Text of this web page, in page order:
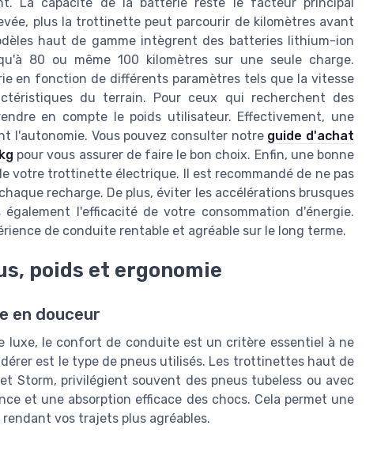
plus la trottinette peut parcourir de kilomètres avant
haut de gamme intègrent des batteries lithium-ion
80 ou même 100 kilomètres sur une seule charge.
en fonction de différents paramètres tels que la vitesse
du terrain. Pour ceux qui recherchent des
en compte le poids utilisateur. Effectivement, une
l'autonomie. Vous pouvez consulter notre guide d'achat
pour vous assurer de faire le bon choix. Enfin, une bonne
votre trottinette électrique. Il est recommandé de ne pas
recharge. De plus, éviter les accélérations brusques
l'efficacité de votre consommation d'énergie.
de conduite rentable et agréable sur le long terme.
poids et ergonomie
en douceur
luxe, le confort de conduite est un critère essentiel à ne
est le type de pneus utilisés. Les trottinettes haut de
Storm, privilégient souvent des pneus tubeless ou avec
et une absorption efficace des chocs. Cela permet une
vos trajets plus agréables.